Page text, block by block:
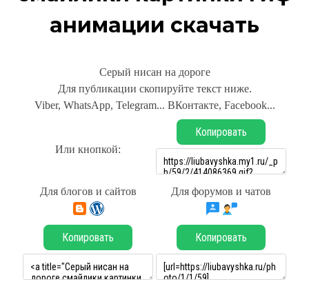
анимации скачать
Серый нисан на дороге
Для публикации скопируйте текст ниже.
Viber, WhatsApp, Telegram... ВКонтакте, Facebook...
Или кнопкой:
Копировать
Для блогов и сайтов Для форумов и чатов
Копировать Копировать